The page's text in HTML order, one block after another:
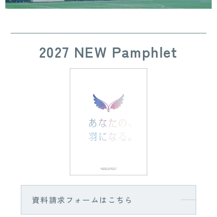
2027 NEW Pamphlet
資料請求フォームはこちら